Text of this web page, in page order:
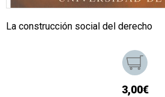
La construcción social del derecho
3,00€